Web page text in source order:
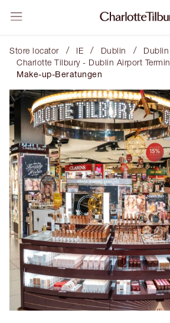
Store locator / IE / Dublin /
Charlotte Tilbury - Dublin Airport
Make-up-Beratungen